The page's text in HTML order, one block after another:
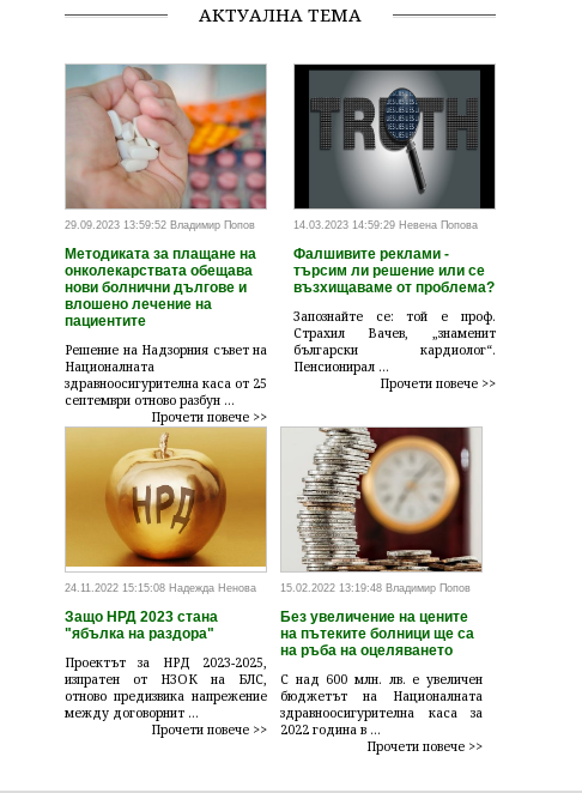
АКТУАЛНА ТЕМА
29.09.2023 13:59:52 Владимир Попов
Методиката за плащане на
онколекарствата обещава
нови болнични дългове и
влошено лечение на
пациентите
Решение на Надзорния съвет на
Националната
здравноосигурителна каса от 25
септември отново разбун ...
Прочети повече >>
14.03.2023 14:59:29 Невена Попова
Фалшивите реклами -
търсим ли решение или се
възхищаваме от проблема?
Запознайте се: той е проф.
Страхил Вачев, „знаменит
български кардиолог“.
Пенсионирал ...
Прочети повече >>
24.11.2022 15:15:08 Надежда Ненова
Защо НРД 2023 стана
"ябълка на раздора"
Проектът за НРД 2023-2025,
изпратен от НЗОК на БЛС,
отново предизвика напрежение
между договорнит ...
Прочети повече >>
15.02.2022 13:19:48 Владимир Попов
Без увеличение на цените
на пътеките болници ще са
на ръба на оцеляването
С над 600 млн. лв. е увеличен
бюджетът на Националната
здравноосигурителна каса за
2022 година в ...
Прочети повече >>